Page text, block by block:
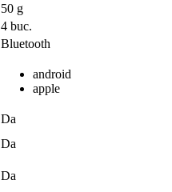
50 g
4 buc.
Bluetooth
android
apple
Da
Da
Da